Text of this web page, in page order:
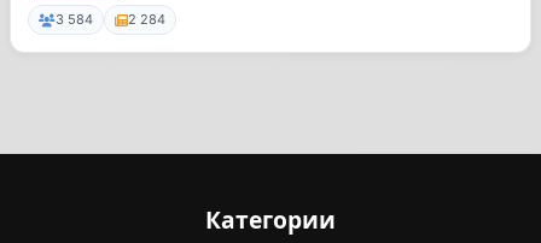
3 584 2 284
Категории